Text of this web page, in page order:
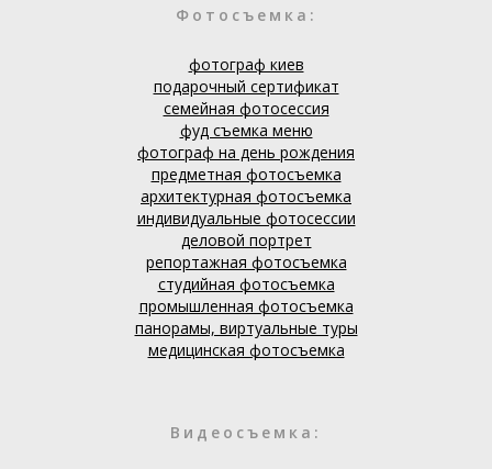
Фотосъемка:
фотограф киев
подарочный сертификат
семейная фотосессия
фуд съемка меню
фотограф на день рождения
предметная фотосъемка
архитектурная фотосъемка
индивидуальные фотосессии
деловой портрет
репортажная фотосъемка
студийная фотосъемка
промышленная фотосъемка
панорамы, виртуальные туры
медицинская фотосъемка
Видеосъемка: